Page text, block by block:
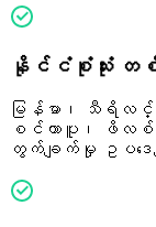
နိုင်ငံစုံသုံး တစ်
မြန်မာ၊ သီရိလင်္
စင်ကာပူ၊ ဖိလစ်
တွက်ချက်မှု ဥပဒေမျ